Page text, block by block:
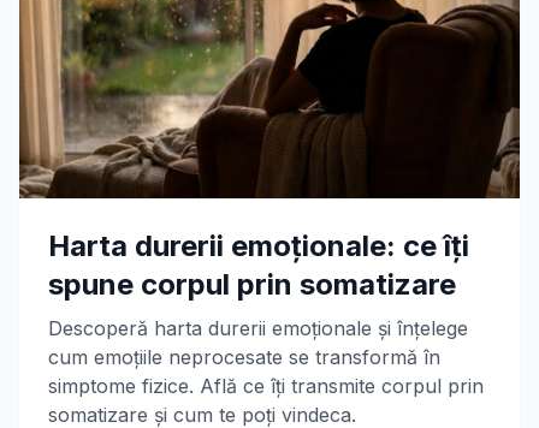
Harta durerii emoționale: ce îți
spune corpul prin somatizare
Descoperă harta durerii emoționale și înțelege
cum emoțiile neprocesate se transformă în
simptome fizice. Află ce îți transmite corpul prin
somatizare și cum te poți vindeca.